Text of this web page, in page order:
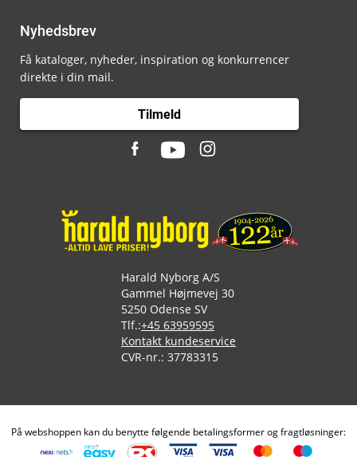
Nyhedsbrev
Få kataloger, nyheder, inspiration og konkurrencer
direkte i din mail.
Tilmeld
Harald Nyborg A/S
Gammel Højmevej 30
5250 Odense SV
Tlf.:+45 63959595
Kontakt kundeservice
CVR-nr.: 37783315
På webshoppen kan du benytte følgende betalingsformer og fragtløsninger: